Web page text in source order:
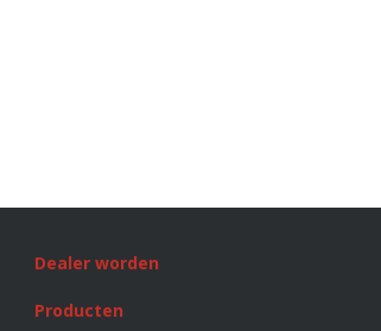
Dealer worden
Producten